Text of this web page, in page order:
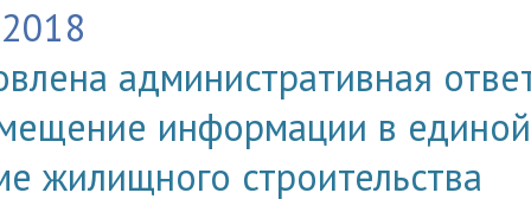
административная
информации в
жилищного строительства